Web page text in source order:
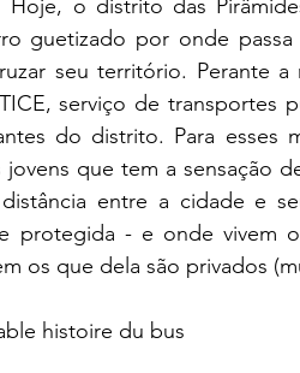
Hoje, o distrito das
guetizado por onde
seu território. Perante
serviço de transportes
do distrito. Para esses
jovens que tem a sensação
entre a cidade e
protegida - e onde vivem
os que dela são privados
histoire du bus